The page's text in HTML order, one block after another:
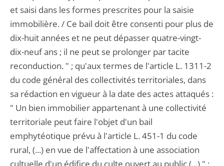
et saisi dans les formes prescrites pour la saisie
immobilière. / Ce bail doit être consenti pour plus de
dix-huit années et ne peut dépasser quatre-vingt-
dix-neuf ans ; il ne peut se prolonger par tacite
reconduction. " ; qu'aux termes de l'article L. 1311-2
du code général des collectivités territoriales, dans
sa rédaction en vigueur à la date des actes attaqués :
" Un bien immobilier appartenant à une collectivité
territoriale peut faire l'objet d'un bail
emphytéotique prévu à l'article L. 451-1 du code
rural, (...) en vue de l'affectation à une association